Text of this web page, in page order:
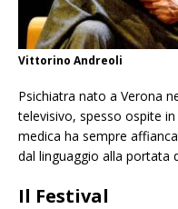
Vittorino Andreoli
Psichiatra nato a Verona
televisivo, spesso ospite
medica ha sempre
dal linguaggio alla portata
Il Festival